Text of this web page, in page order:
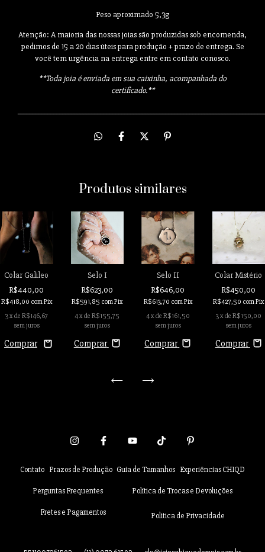
Peso aproximado 5,3g
Atenção: A maioria das nossas joias são produzidas sob encomenda,
pedimos de 15 a 20 dias úteis para produção + prazo de entrega. Se
você tem urgência na entrega entre em contato conosco.
**Toda joia é enviada em sua caixinha, acompanhada do
certificado.**
Produtos similares
Colar Galileo
R$440,00
R$418,00 comPix
3x de R$146,67
sem juros
Selo I
R$623,00
R$591,85 comPix
4x deR$155,75
sem juros
Comprar
Selo II
R$646,00
R$613,70 comPix
4x de R$161,50
sem juros
Comprar
Colar Mistério
R$450,00
R$427,50 comPix
3x de R$150,00
sem juros
Comprar
Contato Prazos de Produção Guia de Tamanhos Experiências CHIQD
Perguntas Frequentes Política de Trocas e Devoluções
Fretes e Pagamentos Politica de Privacidade